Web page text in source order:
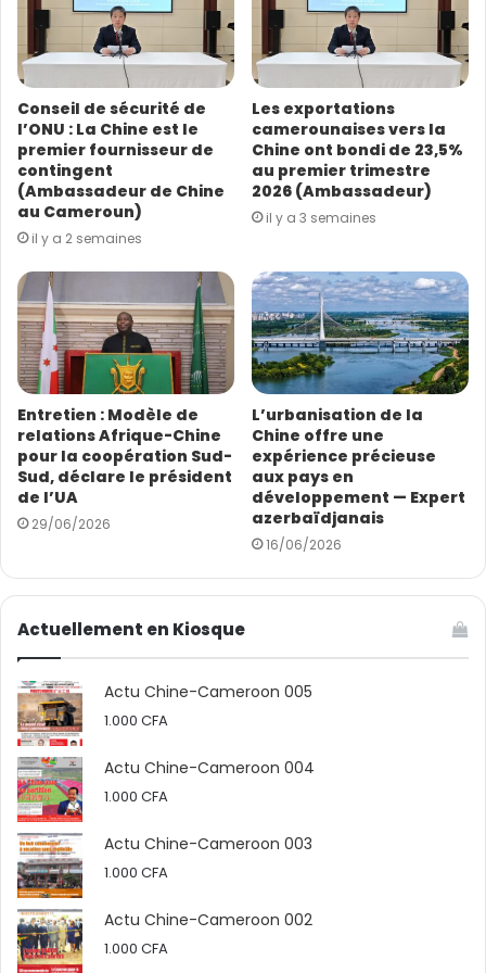
Chine. Six ans après, les dirigeants chinois et africains
se retrouveront à Beijing. Je suis convaincu que par ce
sommet, la Chine et l’Afrique feront rayonner l’amitié
traditionnelle, approfondiront la solidarité et la
coopération, ouvriront de nouveaux horizons à
l’accélération du développement partagé, et écriront
une nouvelle page de la communauté d’avenir partagé
Chine-Afrique.
(Source : CGTN Français)
(Photo : VCG)
e
s
s
e
E
m
a
l
Conseil de sécurité de
l’ONU : La Chine est le
premier fournisseur de
contingent
(Ambassadeur de Chine
au Cameroun)
il y a 2 semaines
Les exportations
camerounaises vers la
Chine ont bondi de 23,5%
au premier trimestre
2026 (Ambassadeur)
il y a 3 semaines
Entretien : Modèle de
relations Afrique-Chine
pour la coopération Sud-
Sud, déclare le président
de l’UA
29/06/2026
L’urbanisation de la
Chine offre une
expérience précieuse
aux pays en
développement — Expert
azerbaïdjanais
16/06/2026
Actuellement en Kiosque
Actu Chine-Cameroon 005
1.000 CFA
Actu Chine-Cameroon 004
1.000 CFA
Actu Chine-Cameroon 003
1.000 CFA
Actu Chine-Cameroon 002
1.000 CFA